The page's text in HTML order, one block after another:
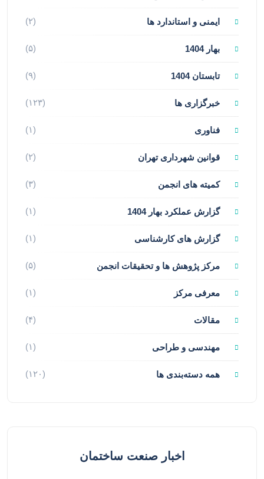
ایمنی و استاندارد ها (۲)
بهار 1404 (۵)
تابستان 1404 (۹)
خبرگزاری ها (۱۲۳)
فناوری (۱)
قوانین شهرداری تهران (۲)
کمیته های انجمن (۳)
گزارش عملکرد بهار 1404 (۱)
گزارش های کارشناسی (۱)
مرکز پژوهش ها و تحقیقات انجمن (۵)
معرفی مرکز (۱)
مقالات (۴)
مهندسی و طراحی (۱)
همه دسته‌بندی ها (۱۲۰)
اخبار صنعت ساختمان